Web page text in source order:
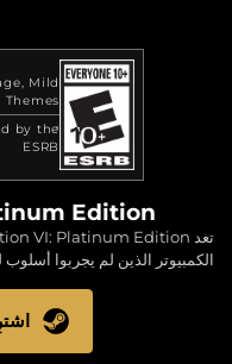
Mild
Themes
by the
ESRB
Edition
الكمبيوتر الذين لم يجربوا